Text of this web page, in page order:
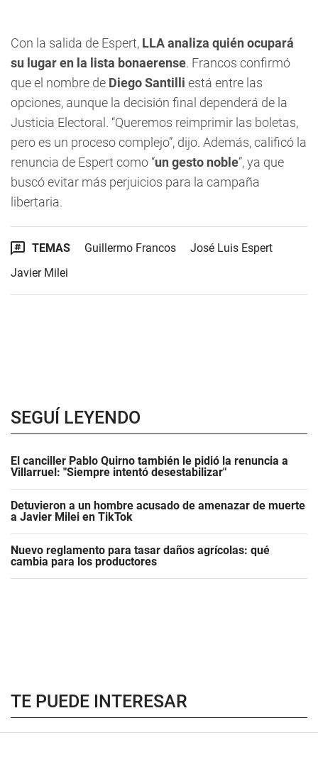
Con la salida de Espert, LLA analiza quién ocupará
su lugar en la lista bonaerense. Francos confirmó
que el nombre de Diego Santilli está entre las
opciones, aunque la decisión final dependerá de la
Justicia Electoral. “Queremos reimprimir las boletas,
pero es un proceso complejo”, dijo. Además, calificó la
renuncia de Espert como “un gesto noble”, ya que
buscó evitar más perjuicios para la campaña
libertaria.
TEMAS Guillermo Francos
José Luis Espert
Javier Milei
SEGUÍ LEYENDO
El canciller Pablo Quirno también le pidió la renuncia a
Villarruel: "Siempre intentó desestabilizar"
Detuvieron a un hombre acusado de amenazar de muerte
a Javier Milei en TikTok
Nuevo reglamento para tasar daños agrícolas: qué
cambia para los productores
TE PUEDE INTERESAR